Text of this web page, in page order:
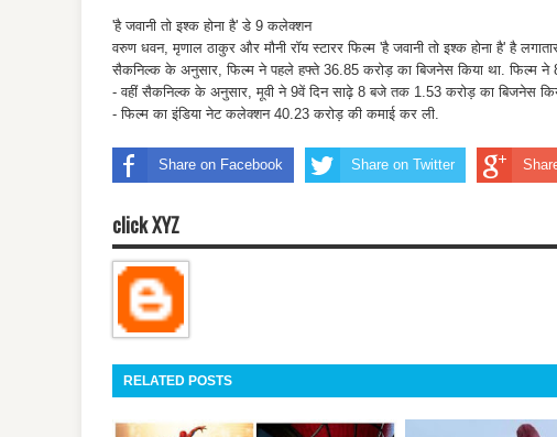
'है जवानी तो इश्क होना है' डे 9 कलेक्शन
वरुण धवन, मृणाल ठाकुर और मौनी रॉय स्टारर फिल्म 'है जवानी तो इश्क होना है' है
सैकनिल्क के अनुसार, फिल्म ने पहले हफ्ते 36.85 करोड़ का बिजनेस किया था. फिल्म ने
- वहीं सैकनिल्क के अनुसार, मूवी ने 9वें दिन साढ़े 8 बजे तक 1.53 करोड़ का बिजनेस
- फिल्म का इंडिया नेट कलेक्शन 40.23 करोड़ की कमाई कर ली.
Share on Facebook Share on Twitter
click XYZ
RELATED POSTS